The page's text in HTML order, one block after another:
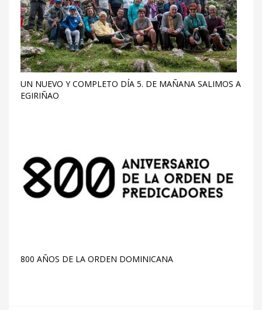
UN NUEVO Y COMPLETO DÍA 5. DE MAÑANA SALIMOS A
EGIRIÑAO
800 AÑOS DE LA ORDEN DOMINICANA